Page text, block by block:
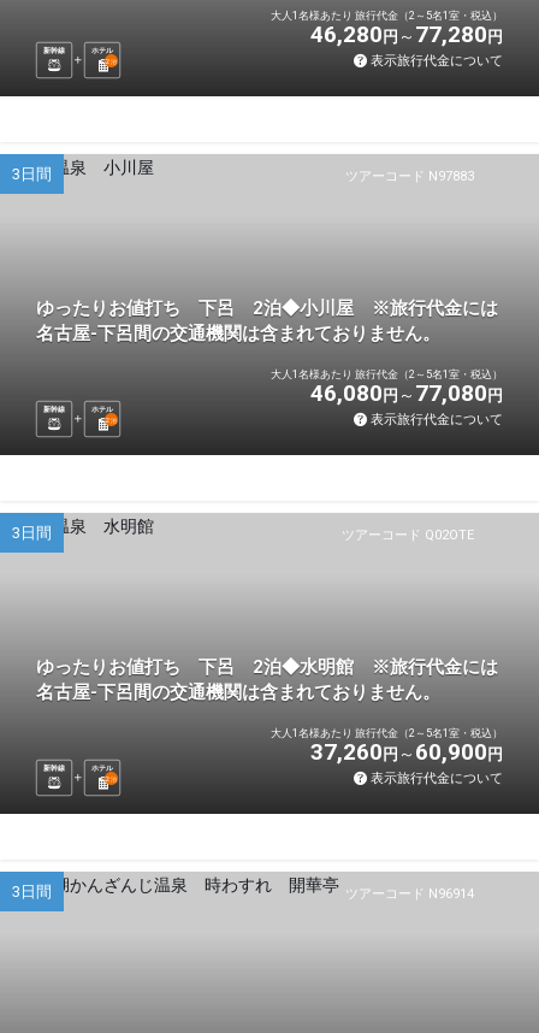
新幹線
ホテル
2泊
大人1名様あたり 旅行代金（2～5名1室・税込）
46,280 円 77,280 円
表示旅行代金について
ツアーコード N97883
3日間
ゆったりお値打ち 下呂 2泊◆小川屋 ※旅行代金には
名古屋-下呂間の交通機関は含まれておりません。
新幹線
ホテル
2泊
大人1名様あたり 旅行代金（2～5名1室・税込）
46,080 円 77,080 円
表示旅行代金について
ツアーコード Q02OTE
3日間
ゆったりお値打ち 下呂 2泊◆水明館 ※旅行代金には
名古屋-下呂間の交通機関は含まれておりません。
新幹線
ホテル
2泊
大人1名様あたり 旅行代金（2～5名1室・税込）
37,260 円 60,900 円
表示旅行代金について
ツアーコード N96914
3日間